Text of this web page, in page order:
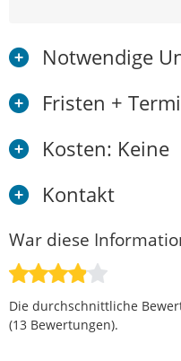
Notwendige
Fristen +
Kosten: Keine
Kontakt
War diese
Die durchschnittliche
(13 Bewertungen).